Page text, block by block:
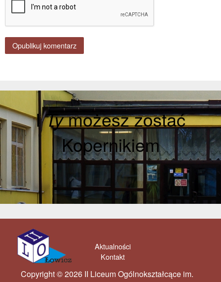
ITymożesz zostać
Kopernikiem
Aktualności
Kontakt
Copyright © 2026 II Liceum Ogólnokształcące im.